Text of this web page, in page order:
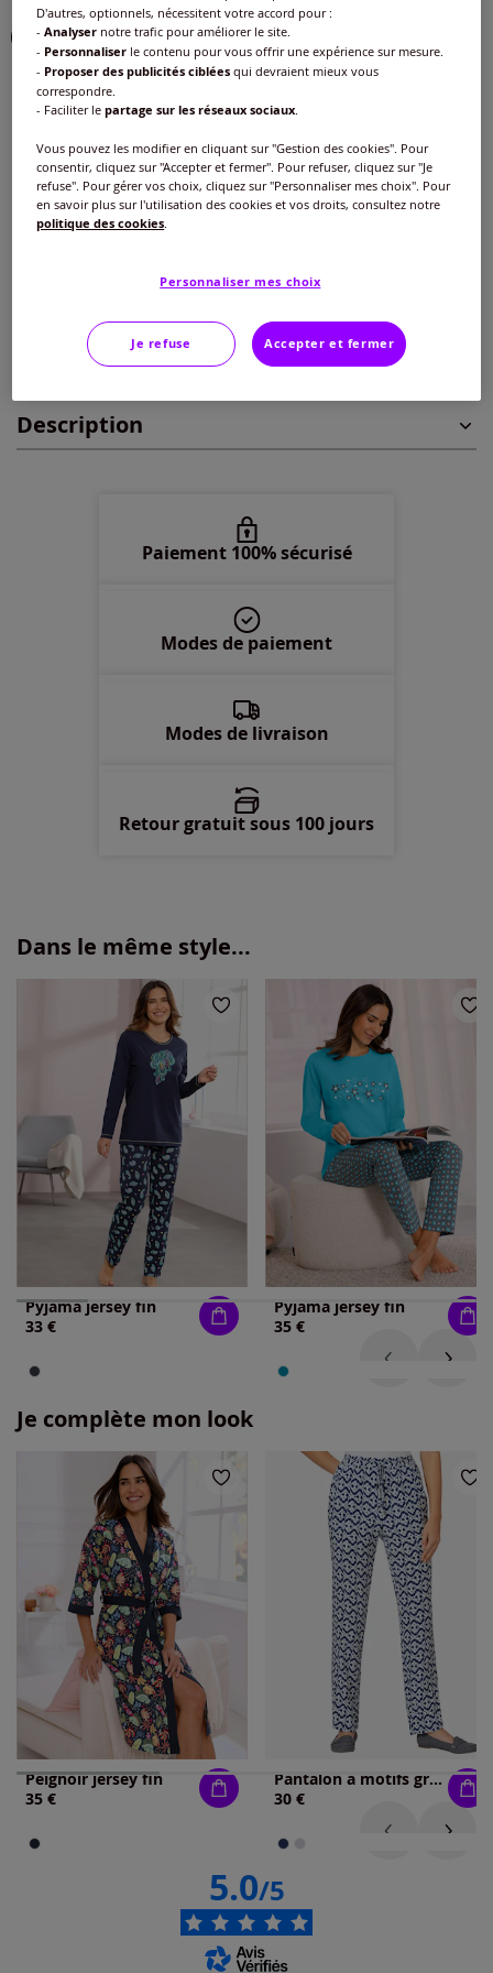
Taille :
38/40 -Disponible dans 2 semaines
50/52 -En stock
54/56 -Disponible dans 2 semaines
Guide des tailles
30€
Ajouter au panier
Caractéristiques
Description
Paiement 100% sécurisé
Modes de paiement
Modes de livraison
Retour gratuit sous 100 jours
Dans le même style...
Pyjama jersey fin
33 €
Pyjama jersey fin
35 €
Je complète mon look
Peignoir jersey fin
35 €
Pantalon à motifs graphiques chic et léger
30 €
5.0/5
D'autres, optionnels, nécessitent votre accord pour :
-Analyser notre trafic pour améliorer le site.
- Personnaliser le contenu pour vous offrir une expérience sur mesure.
- Proposer des publicités ciblées qui devraient mieux vous
correspondre.
- Faciliter lepartage sur les réseaux sociaux
Vous pouvez les modifier en cliquant sur "Gestion des cookies". Pour
consentir, cliquez sur "Accepter et fermer". Pour refuser, cliquez sur "Je
refuse". Pour gérer vos choix, cliquez sur "Personnaliser mes choix". Pour
en savoir plus sur l'utilisation des cookies et vos droits, consultez notre
politique des cookies
Personnaliser mes choix
Je refuse Accepter et fermer